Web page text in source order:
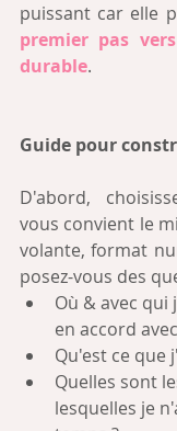
puissant car elle
premier pas
durable.
Guide pour
D'abord,
vous convient le
volante, format
posez-vous des
Où & avec qui
en accord
Qu'est ce que
Quelles sont
lesquelles je